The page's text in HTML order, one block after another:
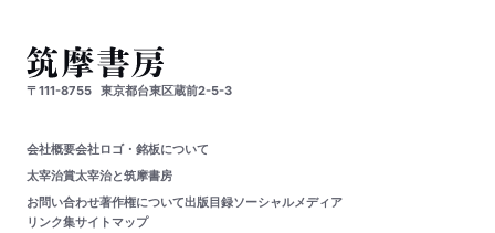
〒111-8755 東京都台東区蔵前2-5-3
会社概要会社ロゴ・銘板について
太宰治賞太宰治と筑摩書房
お問い合わせ著作権について出版目録ソーシャルメディア
リンク集サイトマップ